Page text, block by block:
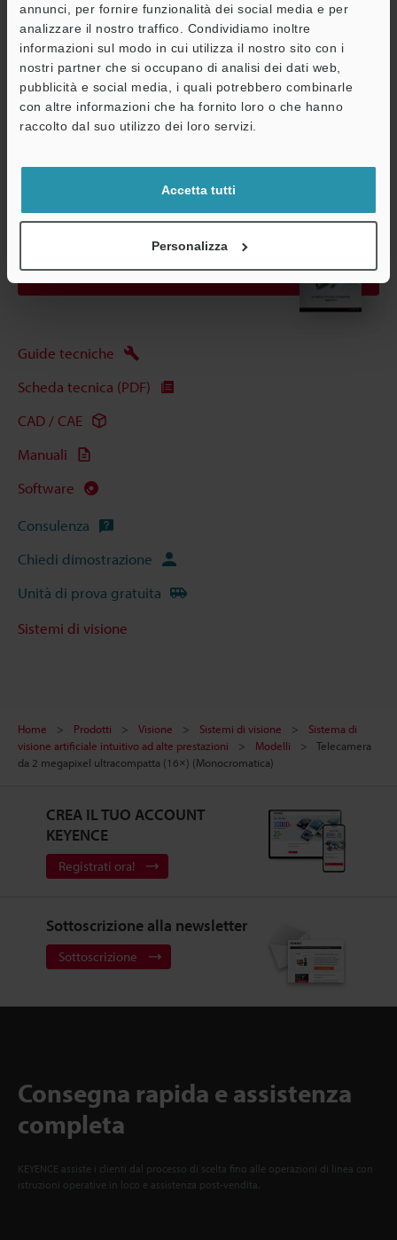
annunci, per fornire funzionalità dei social media e per
analizzare il nostro traffico. Condividiamo inoltre
informazioni sul modo in cui utilizza il nostro sito con i
nostri partner che si occupano di analisi dei dati web,
pubblicità e social media, i quali potrebbero combinarle
con altre informazioni che ha fornito loro o che hanno
raccolto dal suo utilizzo dei loro servizi.
Accetta tutti
Personalizza
Impostazione della velocità di trasferimento: Standard (7×)
Impostazione della velocità di trasferimento: Veloce (16×)
Scheda tecnica (PDF)
Scarica catalogo
Guide tecniche
Scheda tecnica (PDF)
CAD / CAE
Manuali
Software
Consulenza
Chiedi dimostrazione
Unità di prova gratuita
Sistemi di visione
Home Prodotti Visione Sistemi di visione
Sistema di
visione artificiale intuitivo ad alte prestazioni
Modelli
Telecamera
da 2 megapixel ultracompatta (16×) (Monocromatica)
CREA IL TUO ACCOUNT
KEYENCE
Registrati ora!
Sottoscrizione alla newsletter
Sottoscrizione
Consegna rapida e assistenza
completa
KEYENCE assiste i clienti dal processo di scelta fino alle operazioni di linea con
istruzioni operative in loco e assistenza post-vendita.